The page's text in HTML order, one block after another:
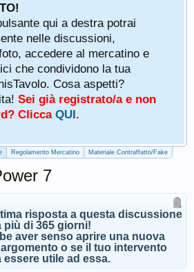
qui a destra potrai
nelle discussioni,
accedere al mercatino e
che condividono la tua
Cosa aspetti?
Sei già registrato/a e non
Clicca QUI.
Regolamento Mercatino Materiale Contraffatto/Fake
7
risposta a questa discussione
più di 365 giorni!
aver senso aprire una nuova
o se il tuo intervento
essere utile ad essa.